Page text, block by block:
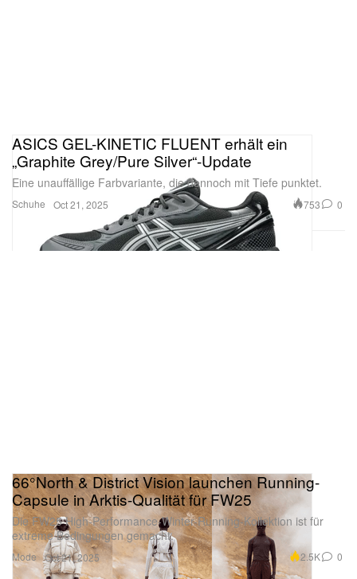
Schuhe
ASICS GEL-KINETIC FLUENT erhält ein
„Graphite Grey/Pure Silver“-Update
Eine unauffällige Farbvariante, die dennoch mit Tiefe punktet.
Oct 21, 2025 753 0
Mode
66°North & District Vision launchen Running-
Capsule in Arktis-Qualität für FW25
Die FW25 High-Performance-Winter-Running-Kollektion ist für
extreme Bedingungen gemacht.
Oct 21, 2025 2.5K 0